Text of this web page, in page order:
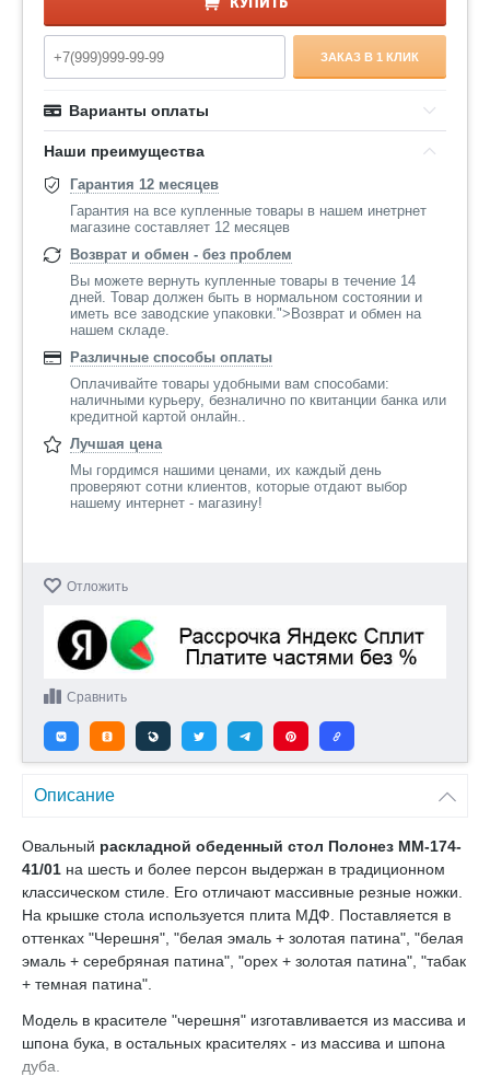
ЗАКАЗ В 1 КЛИК
Варианты оплаты
Наши преимущества
Гарантия 12 месяцев
Гарантия на все купленные товары в нашем инетрнет
магазине составляет 12 месяцев
Возврат и обмен - без проблем
Вы можете вернуть купленные товары в течение 14
дней. Товар должен быть в нормальном состоянии и
иметь все заводские упаковки.">Возврат и обмен на
нашем складе.
Различные способы оплаты
Оплачивайте товары удобными вам способами:
наличными курьеру, безналично по квитанции банка или
кредитной картой онлайн..
Лучшая цена
Мы гордимся нашими ценами, их каждый день
проверяют сотни клиентов, которые отдают выбор
нашему интернет - магазину!
Отложить
Сравнить
Описание
Овальный раскладной обеденный стол Полонез ММ-174-
41/01 на шесть и более персон выдержан в традиционном
классическом стиле. Его отличают массивные резные ножки.
На крышке стола используется плита МДФ. Поставляется в
оттенках "Черешня", "белая эмаль + золотая патина", "белая
эмаль + серебряная патина", "орех + золотая патина", "табак
+ темная патина".
Модель в красителе "черешня" изготавливается из массива и
шпона бука, в остальных красителях - из массива и шпона
дуба.